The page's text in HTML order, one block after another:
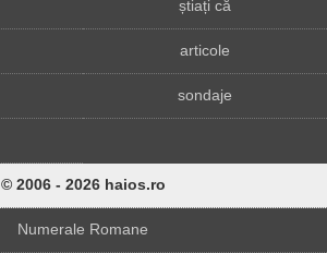
știați că
articole
sondaje
© 2006 - 2026 haios.ro
Numerale Romane